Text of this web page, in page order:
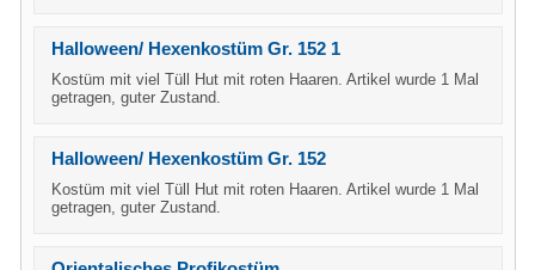
Halloween/ Hexenkostüm Gr. 152 1
Kostüm mit viel Tüll Hut mit roten Haaren. Artikel wurde 1 Mal
getragen, guter Zustand.
Halloween/ Hexenkostüm Gr. 152
Kostüm mit viel Tüll Hut mit roten Haaren. Artikel wurde 1 Mal
getragen, guter Zustand.